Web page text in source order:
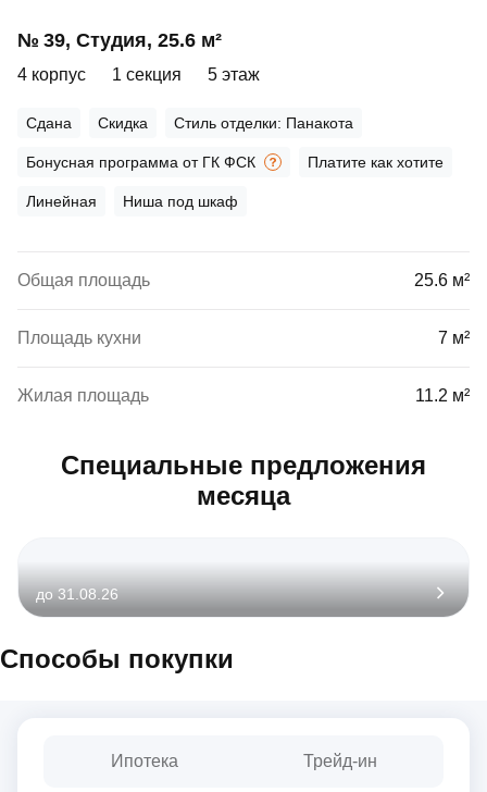
№ 39, Студия, 25.6 м²
4 корпус 1 секция 5 этаж
Сдана Скидка Стиль отделки: Панакота
Бонусная программа от ГК ФСК Платите как хотите
Линейная Ниша под шкаф
Общая площадь 25.6 м²
Площадь кухни 7 м²
Жилая площадь 11.2 м²
Специальные предложения
месяца
до 31.08.26
Способы покупки
Ипотека Трейд-ин